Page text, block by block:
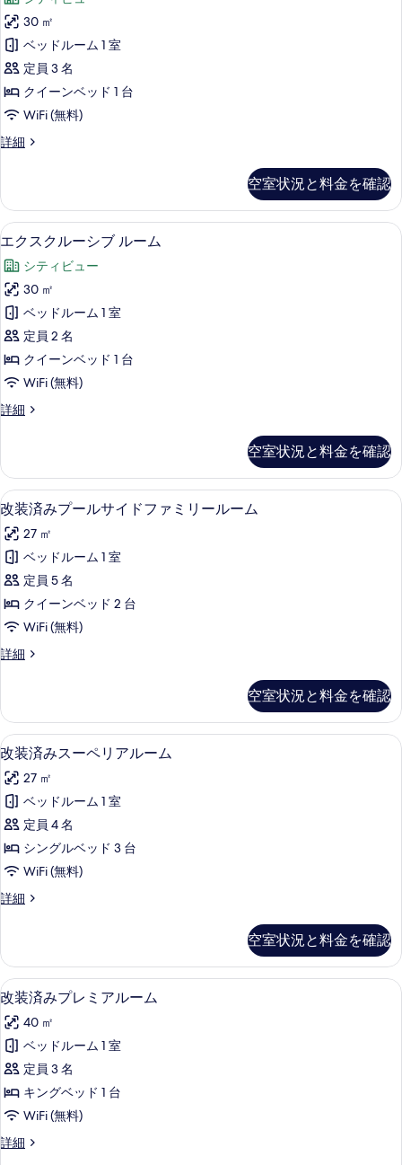
す
る
す
べ
て
の
写
真
示
す
る
利
用)
の
詳
細
ゼ
ク
テ
ィ
ブ
ー
の
す
べ
て
の
写
真
を
表
示
30 ㎡
ベッドルーム 1 室
定員 3 名
クイーンベッド 1 台
WiFi (無料)
詳細
エ
テ
ィ
ブ
ー
ム
の
詳
細
空室状況と料金を確認
エ
ク
ス
ク
ル
ー
シ
ル
ム
の
す
べ
て
の
写
真
を
す
る
羽毛の掛け布団、ミニバー、セーフ
5
エクスクルーシブ ルーム
シティビュー
30 ㎡
ベッドルーム 1 室
定員 2 名
クイーンベッド 1 台
WiFi (無料)
詳細
エ
ル
ー
シ
ブ
ル
ー
ム
の
詳
細
空室状況と料金を確認
改
装
済
み
プ
ー
サ
ド
フ
ァ
ミ
リ
ー
ル
ー
ム
べ
て
の
写
真
を
表
す
羽毛の掛け布団、ミニバー、セーフ
4
改装済みプールサイドファミリールーム
27 ㎡
ベッドルーム 1 室
定員 5 名
クイーンベッド 2 台
WiFi (無料)
詳細
改
プ
ー
ル
サ
イ
ド
フ
ァ
ミ
リ
ー
ル
詳
細
空室状況と料金を確認
改
装
済
み
ス
ー
リ
ル
ー
ム
の
す
べ
て
の
写
改装済みスーペリアルーム | 羽毛の
3
改装済みスーペリアルーム
27 ㎡
ベッドルーム 1 室
定員 4 名
シングルベッド 3 台
WiFi (無料)
詳細
改
ス
ー
ペ
リ
ア
ル
ー
ム
の
詳
細
空室状況と料金を確認
改
装
済
み
プ
レ
ア
43 インチのLED テレビ (デジタル放
6
改装済みプレミアルーム
40 ㎡
ベッドルーム 1 室
定員 3 名
キングベッド 1 台
WiFi (無料)
詳細
改